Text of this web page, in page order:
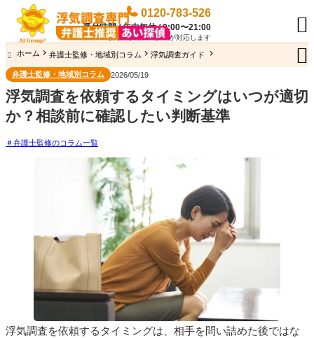
0120-783-526
受付時間 / 年中無休 / 9:00〜21:00
専門のオペレーターが対応します


 ホーム 弁護士監修・地域別コラム 浮気調査ガイド
弁護士監修・地域別コラム 2026/05/19
浮気調査を依頼するタイミングはいつが適切
か？相談前に確認したい判断基準
弁護士監修のコラム一覧
浮気調査を依頼するタイミングは、相手を問い詰めた後ではな